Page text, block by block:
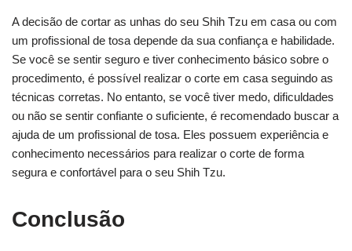
A decisão de cortar as unhas do seu Shih Tzu em casa ou com
um profissional de tosa depende da sua confiança e habilidade.
Se você se sentir seguro e tiver conhecimento básico sobre o
procedimento, é possível realizar o corte em casa seguindo as
técnicas corretas. No entanto, se você tiver medo, dificuldades
ou não se sentir confiante o suficiente, é recomendado buscar a
ajuda de um profissional de tosa. Eles possuem experiência e
conhecimento necessários para realizar o corte de forma
segura e confortável para o seu Shih Tzu.
Conclusão